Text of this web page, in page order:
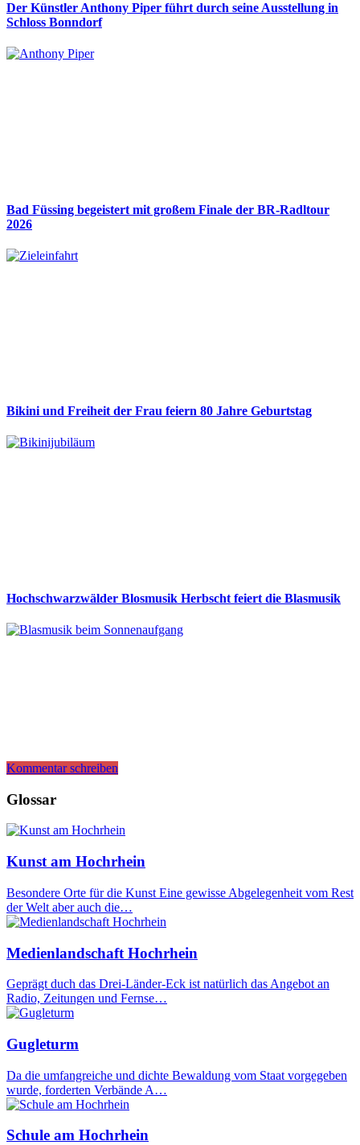
Der Künstler Anthony Piper führt durch seine Ausstellung in
Schloss Bonndorf
Bad Füssing begeistert mit großem Finale der BR-Radltour
2026
Bikini und Freiheit der Frau feiern 80 Jahre Geburtstag
Hochschwarzwälder Blosmusik Herbscht feiert die Blasmusik
Kommentar schreiben
Glossar
Kunst am Hochrhein
Besondere Orte für die Kunst Eine gewisse Abgelegenheit vom Rest
der Welt aber auch die…
Medienlandschaft Hochrhein
Geprägt duch das Drei-Länder-Eck ist natürlich das Angebot an
Radio, Zeitungen und Fernse…
Gugleturm
Da die umfangreiche und dichte Bewaldung vom Staat vorgegeben
wurde, forderten Verbände A…
Schule am Hochrhein